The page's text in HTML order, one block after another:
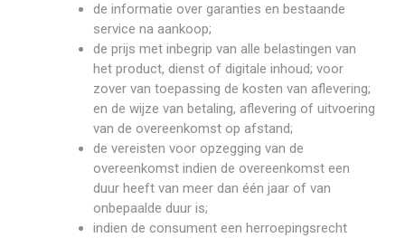
de informatie over garanties en bestaande
service na aankoop;
de prijs met inbegrip van alle belastingen van
het product, dienst of digitale inhoud; voor
zover van toepassing de kosten van aflevering;
en de wijze van betaling, aflevering of uitvoering
van de overeenkomst op afstand;
de vereisten voor opzegging van de
overeenkomst indien de overeenkomst een
duur heeft van meer dan één jaar of van
onbepaalde duur is;
indien de consument een herroepingsrecht